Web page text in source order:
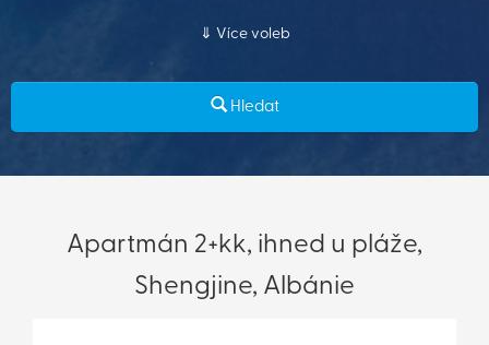
Více voleb
Hledat
Apartmán 2+kk, ihned u pláže,
Shengjine, Albánie